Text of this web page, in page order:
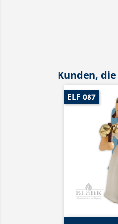
Kunden,
ELF 087